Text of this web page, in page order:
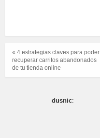
« 4 estrategias claves para poder
recuperar carritos abandonados
de tu tienda online
dusnic: